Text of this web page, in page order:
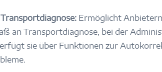
Ermöglicht
an Transportdiagnose, bei der
sie über Funktionen zur